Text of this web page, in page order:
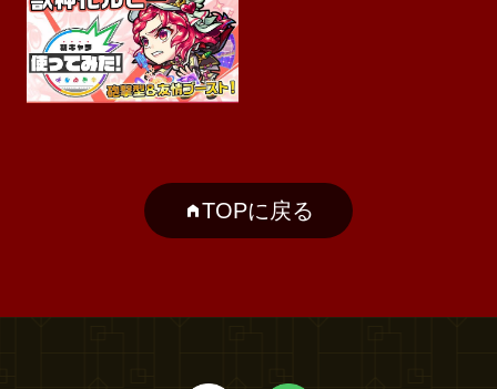
TOPに戻る